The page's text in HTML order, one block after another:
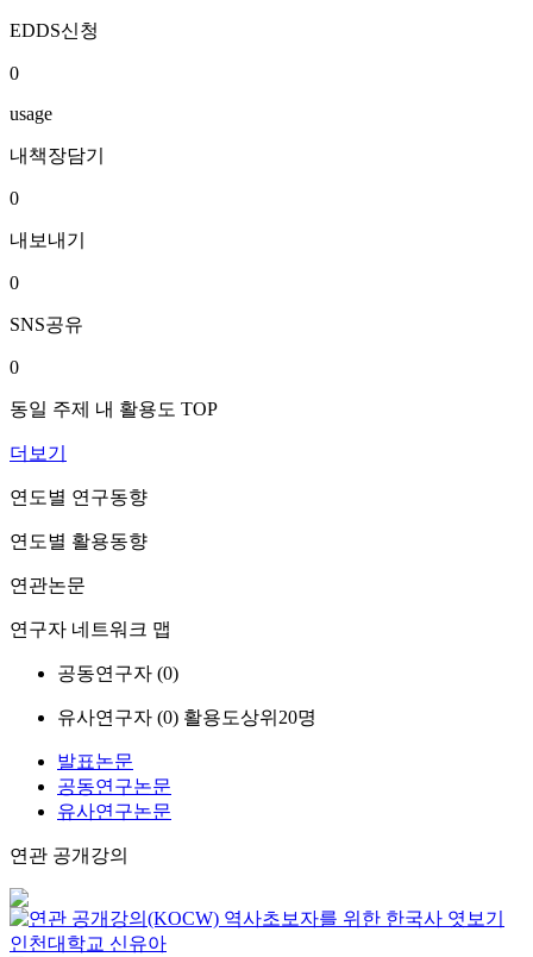
EDDS신청
0
usage
내책장담기
0
내보내기
0
SNS공유
0
동일 주제 내 활용도 TOP
더보기
연도별 연구동향
연도별 활용동향
연관논문
연구자 네트워크 맵
공동연구자 (0)
유사연구자 (0) 활용도상위20명
발표논문
공동연구논문
유사연구논문
연관 공개강의
역사초보자를 위한 한국사 엿보기
인천대학교 신유아